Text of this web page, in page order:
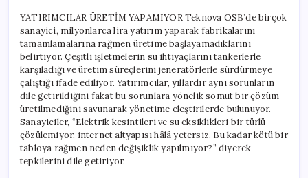
YATIRIMCILAR ÜRETİM YAPAMIYOR Teknova OSB’de birçok
sanayici, milyonlarca lira yatırım yaparak fabrikalarını
tamamlamalarına rağmen üretime başlayamadıklarını
belirtiyor. Çeşitli işletmelerin su ihtiyaçlarını tankerlerle
karşıladığı ve üretim süreçlerini jeneratörlerle sürdürmeye
çalıştığı ifade ediliyor. Yatırımcılar, yıllardır aynı sorunların
dile getirildiğini fakat bu sorunlara yönelik somut bir çözüm
üretilmediğini savunarak yönetime eleştirilerde bulunuyor.
Sanayiciler, “Elektrik kesintileri ve su eksiklikleri bir türlü
çözülemiyor, internet altyapısı hâlâ yetersiz. Bu kadar kötü bir
tabloya rağmen neden değişiklik yapılmıyor?” diyerek
tepkilerini dile getiriyor.